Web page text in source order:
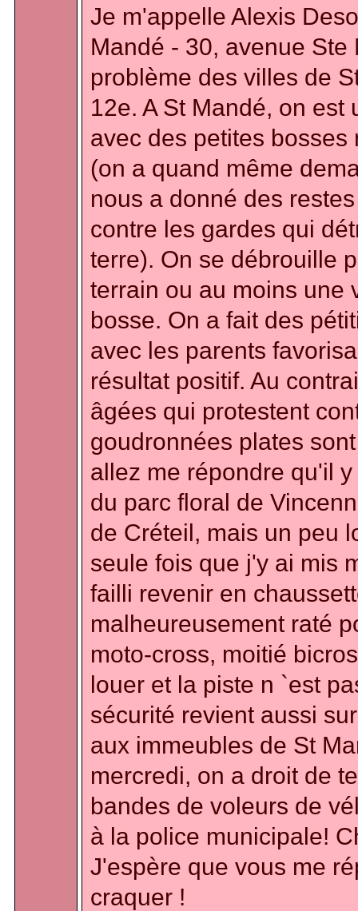
Je m'appelle Alexis
Mandé - 30, avenue
problème des villes de
12e. A St Mandé, on
avec des petites
(on a quand même
nous a donné des
contre les gardes qui
terre). On se débrouille
terrain ou au moins une
bosse. On a fait des
avec les parents
résultat positif. Au
âgées qui protestent
goudronnées plates
allez me répondre qu'il
du parc floral de
de Créteil, mais un peu
seule fois que j'y ai mis
failli revenir en
malheureusement raté
moto-cross, moitié
louer et la piste n `est
sécurité revient aussi
aux immeubles de St
mercredi, on a droit de
bandes de voleurs de
à la police municipale!
J'espère que vous me
craquer !